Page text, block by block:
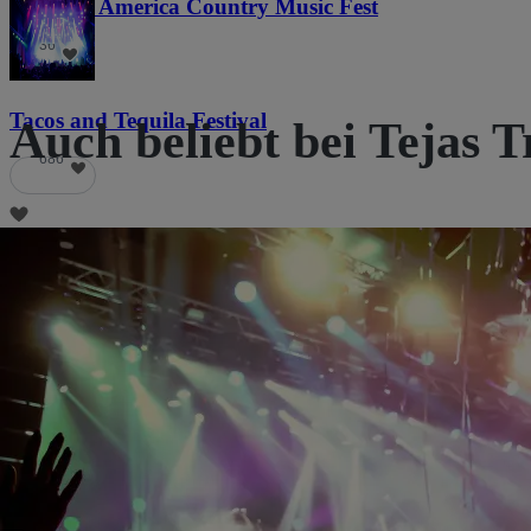
Voices of America Country Music Fest
36
Tacos and Tequila Festival
686
Auch beliebt bei Tejas